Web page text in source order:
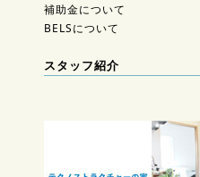
補助金について
BELSについて
スタッフ紹介